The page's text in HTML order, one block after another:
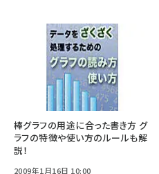
棒グラフの用途に合った書き方 グ
ラフの特徴や使い方のルールも解
説！
2009年1月16日 10:00